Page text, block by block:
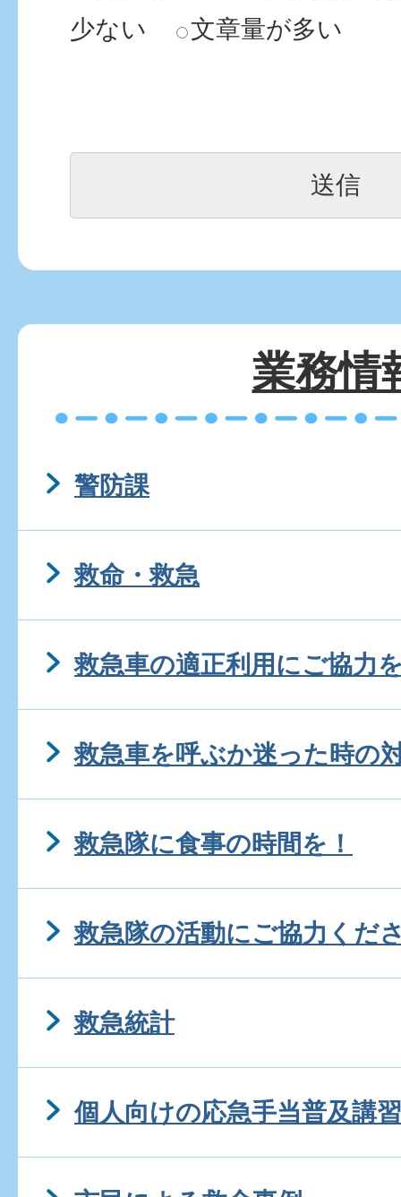
少ない
文章量が多い
業務情
警防課
救命・救急
救急車の適正利用にご協力
救急車を呼ぶか迷った時の
救急隊に食事の時間を！
救急隊の活動にご協力くだ
救急統計
個人向けの応急手当普及講